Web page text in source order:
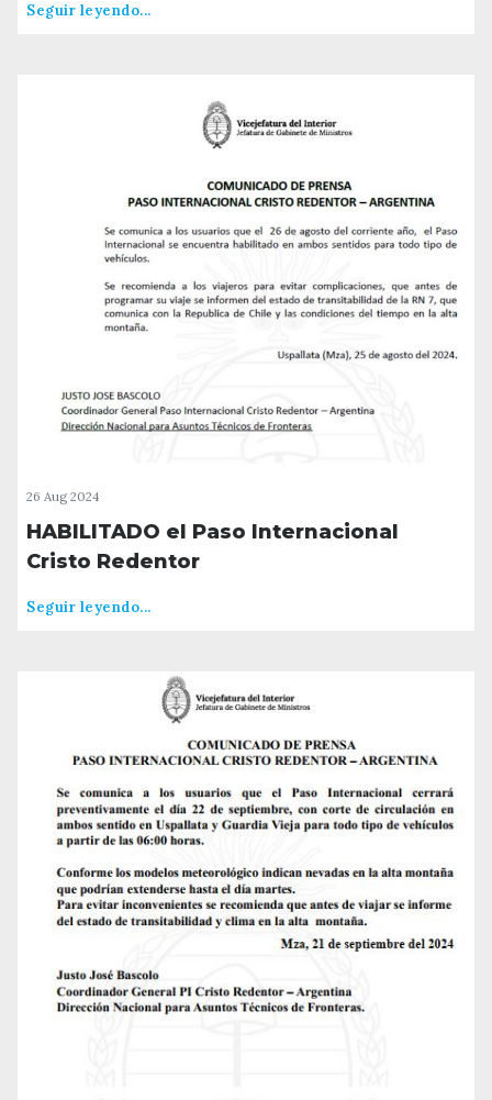
Seguir leyendo...
26 Aug 2024
HABILITADO el Paso Internacional
Cristo Redentor
Seguir leyendo...